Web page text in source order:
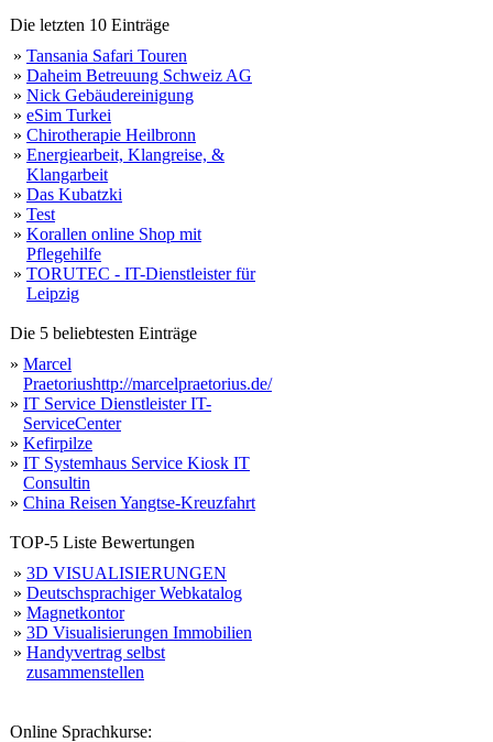
Die letzten 10 Einträge
» Tansania Safari Touren
» Daheim Betreuung Schweiz AG
» Nick Gebäudereinigung
» eSim Turkei
» Chirotherapie Heilbronn
» Energiearbeit, Klangreise, &
Klangarbeit
» Das Kubatzki
» Test
» Korallen online Shop mit
Pflegehilfe
» TORUTEC - IT-Dienstleister für
Leipzig
Die 5 beliebtesten Einträge
» Marcel
Praetoriushttp://marcelpraetorius.de/
» IT Service Dienstleister IT-
ServiceCenter
» Kefirpilze
» IT Systemhaus Service Kiosk IT
Consultin
» China Reisen Yangtse-Kreuzfahrt
TOP-5 Liste Bewertungen
» 3D VISUALISIERUNGEN
» Deutschsprachiger Webkatalog
» Magnetkontor
» 3D Visualisierungen Immobilien
» Handyvertrag selbst
zusammenstellen
Online Sprachkurse: